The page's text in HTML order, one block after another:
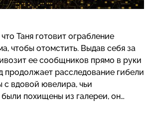
Таня готовит ограбление
чтобы отомстить. Выдав себя за
ее сообщников прямо в руки
продолжает расследование гибели
с вдовой ювелира, чьи
были похищены из галереи, он
учеников погибшего были